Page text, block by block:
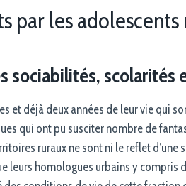
par les adolescents
sociabilités, scolarités
et déjà deux années de leur vie qui
qui ont pu susciter nombre de
ruraux ne sont ni le reflet d’une
leurs homologues urbains y compris